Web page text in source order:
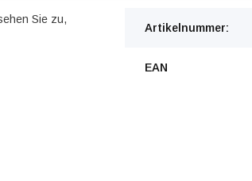
Sie zu,
Artikelnummer:
EAN